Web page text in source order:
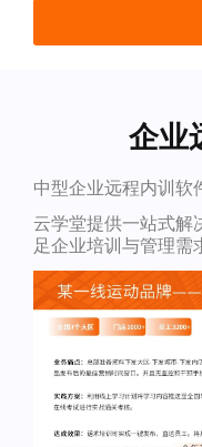
企业
中型企业远程内训软
云学堂提供一站式解
足企业培训与管理需